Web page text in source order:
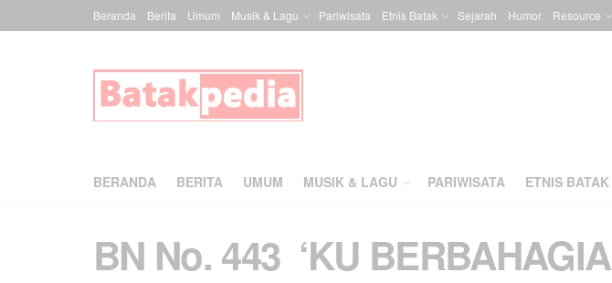
Beranda Berita Umum Musik & Lagu Pariwisata Etnis Batak Sejarah Humor Resource
BERANDA BERITA UMUM MUSIK & LAGU PARIWISATA ETNIS BATAK
BN No. 443 ‘KU BERBAHAGIA